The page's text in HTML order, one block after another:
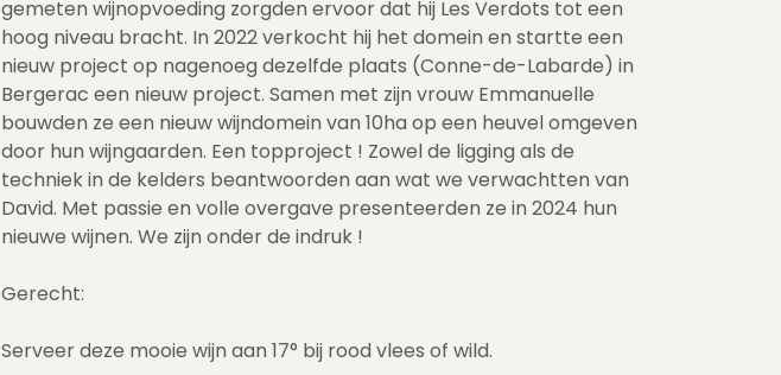
gemeten wijnopvoeding zorgden ervoor dat hij Les Verdots tot een
hoog niveau bracht. In 2022 verkocht hij het domein en startte een
nieuw project op nagenoeg dezelfde plaats (Conne-de-Labarde) in
Bergerac een nieuw project. Samen met zijn vrouw Emmanuelle
bouwden ze een nieuw wijndomein van 10ha op een heuvel omgeven
door hun wijngaarden. Een topproject ! Zowel de ligging als de
techniek in de kelders beantwoorden aan wat we verwachtten van
David. Met passie en volle overgave presenteerden ze in 2024 hun
nieuwe wijnen. We zijn onder de indruk !
Gerecht:
Serveer deze mooie wijn aan 17° bij rood vlees of wild.